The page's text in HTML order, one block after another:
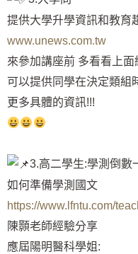
提供大學升學資訊和教育
www.unews.com.tw
來參加講座前 多看看上面
可以提供同學在決定類組
更多具體的資訊!!!
3.高二學生:學測倒數
如何準備學測國文
https://www.lfntu.com/
陳顥老師經驗分享
應屆陽明醫科學姐: